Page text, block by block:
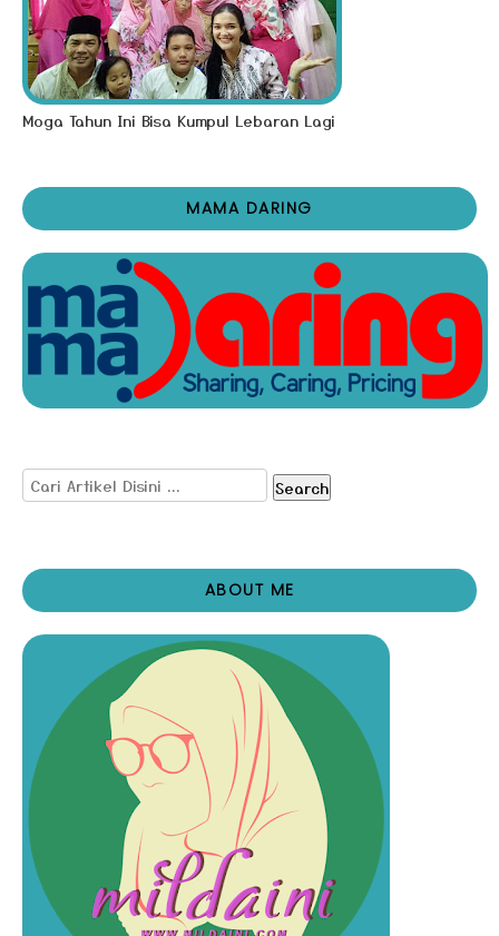
Moga Tahun Ini Bisa Kumpul Lebaran Lagi
MAMA DARING
Search
ABOUT ME